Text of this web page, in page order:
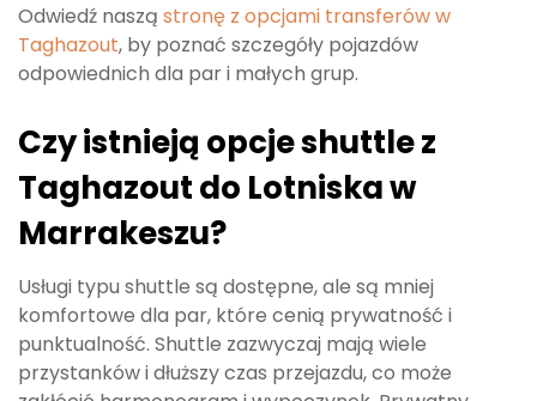
Odwiedź naszą stronę z opcjami transferów w
Taghazout, by poznać szczegóły pojazdów
odpowiednich dla par i małych grup.
Czy istnieją opcje shuttle z
Taghazout do Lotniska w
Marrakeszu?
Usługi typu shuttle są dostępne, ale są mniej
komfortowe dla par, które cenią prywatność i
punktualność. Shuttle zazwyczaj mają wiele
przystanków i dłuższy czas przejazdu, co może